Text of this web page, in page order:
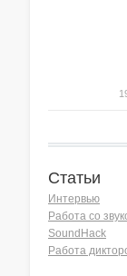
Статьи
Интервью
Работа со
SoundHack
Работа